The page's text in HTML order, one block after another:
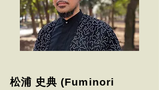
松浦 史典 (Fuminori